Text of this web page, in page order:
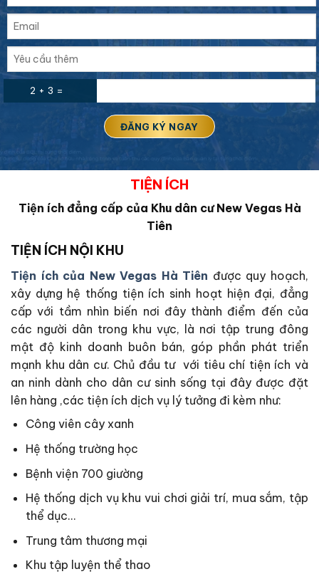
2 + 3 =
TIỆN ÍCH
Tiện ích đẳng cấp của Khu dân cư New Vegas Hà
Tiên
TIỆN ÍCH NỘI KHU
Tiện ích của New Vegas Hà Tiên được quy hoạch,
xây dựng hệ thống tiện ích sinh hoạt hiện đại, đẳng
cấp với tầm nhìn biến nơi đây thành điểm đến của
các người dân trong khu vực, là nơi tập trung đông
mật độ kinh doanh buôn bán, góp phần phát triển
mạnh khu dân cư. Chủ đầu tư với tiêu chí tiện ích và
an ninh dành cho dân cư sinh sống tại đây được đặt
lên hàng ,các tiện ích dịch vụ lý tưởng đi kèm như:
Công viên cây xanh
Hệ thống trường học
Bệnh viện 700 giường
Hệ thống dịch vụ khu vui chơi giải trí, mua sắm, tập
thể dục…
Trung tâm thương mại
Khu tập luyện thể thao